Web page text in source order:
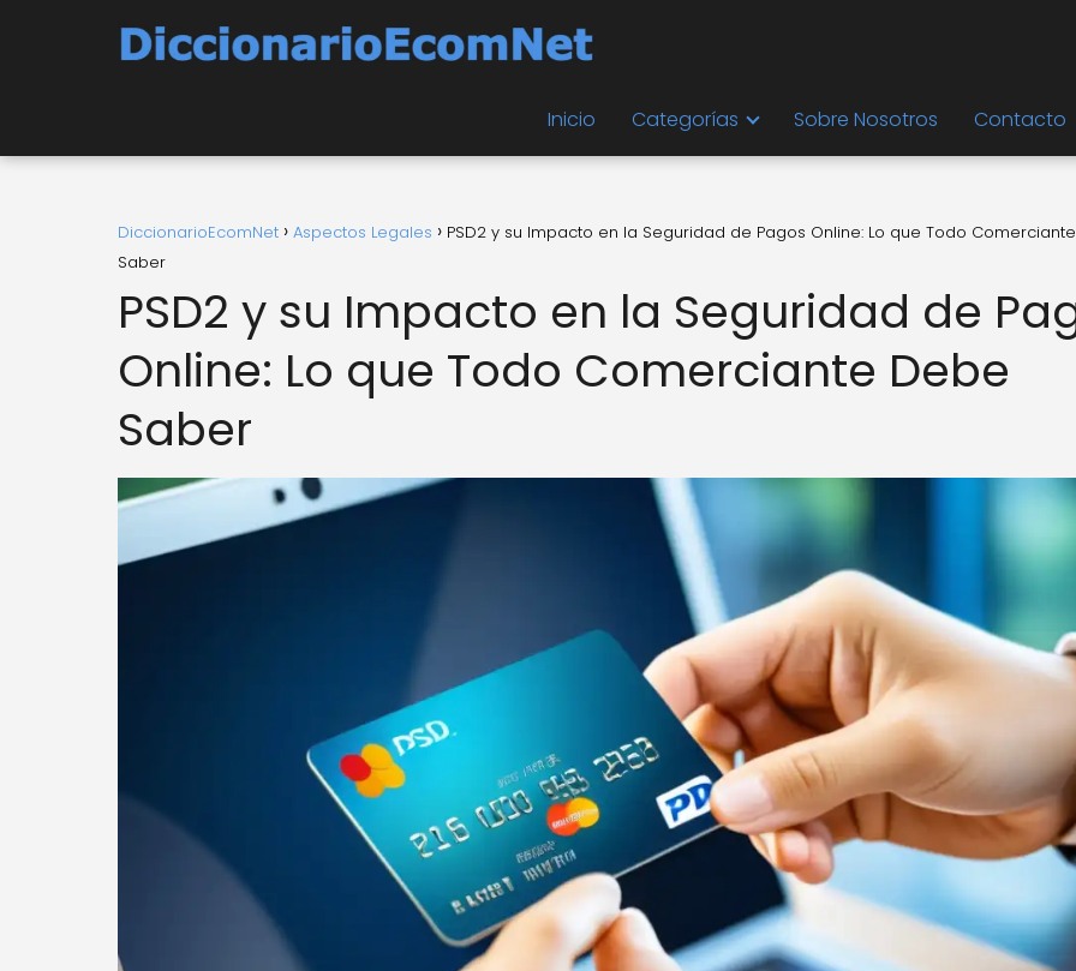
Inicio Categorías Sobre Nosotros Contacto
DiccionarioEcomNet Aspectos Legales
PSD2 y su Impacto en la Seguridad de Pagos Online: Lo que Todo
Saber
PSD2 y su Impacto en la Seguridad de
Online: Lo que Todo Comerciante Debe
Saber